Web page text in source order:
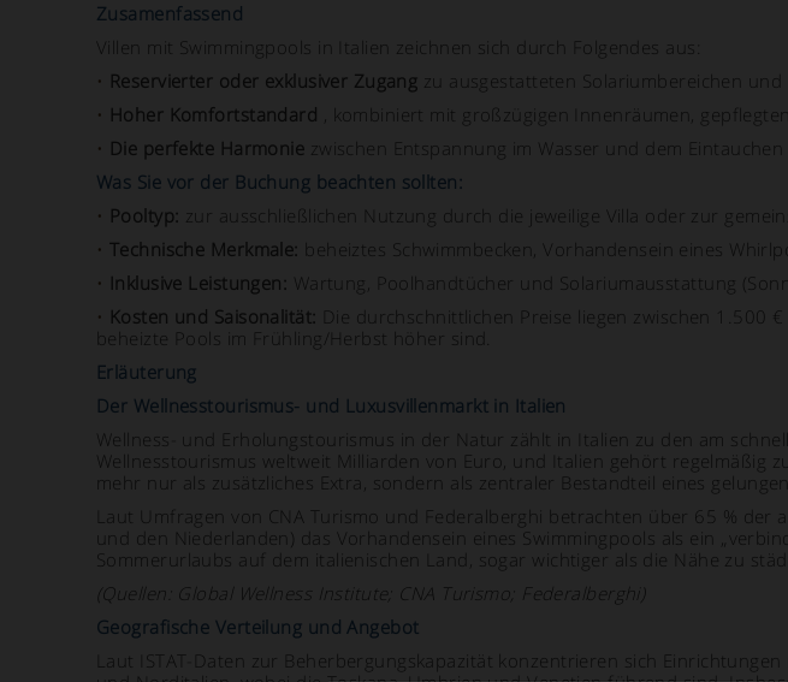
Zusamenfassend
Villen mit Swimmingpools in Italien zeichnen sich durch Folgendes aus:
• Reservierter oder exklusiver Zugang zu ausgestatteten Solariumbereichen und
• Hoher Komfortstandard , kombiniert mit großzügigen Innenräumen,
• Die perfekte Harmonie zwischen Entspannung im Wasser und dem
Was Sie vor der Buchung beachten sollten:
• Pooltyp: zur ausschließlichen Nutzung durch die jeweilige Villa oder zur
• Technische Merkmale: beheiztes Schwimmbecken, Vorhandensein eines
• Inklusive Leistungen: Wartung, Poolhandtücher und Solariumausstattung
• Kosten und Saisonalität: Die durchschnittlichen Preise liegen zwischen 1.500
beheizte Pools im Frühling/Herbst höher sind.
Erläuterung
Der Wellnesstourismus- und Luxusvillenmarkt in Italien
Wellness- und Erholungstourismus in der Natur zählt in Italien zu den am
Wellnesstourismus weltweit Milliarden von Euro, und Italien gehört regelmäßig
mehr nur als zusätzliches Extra, sondern als zentraler Bestandteil eines
Laut Umfragen von CNA Turismo und Federalberghi betrachten über 65 % der
und den Niederlanden) das Vorhandensein eines Swimmingpools als ein
Sommerurlaubs auf dem italienischen Land, sogar wichtiger als die Nähe zu
(Quellen: Global Wellness Institute; CNA Turismo; Federalberghi)
Geografische Verteilung und Angebot
Laut ISTAT-Daten zur Beherbergungskapazität konzentrieren sich